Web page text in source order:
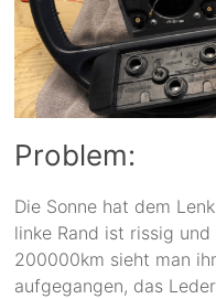
Problem:
Die Sonne hat dem
linke Rand ist rissig
200000km sieht man
aufgegangen, das